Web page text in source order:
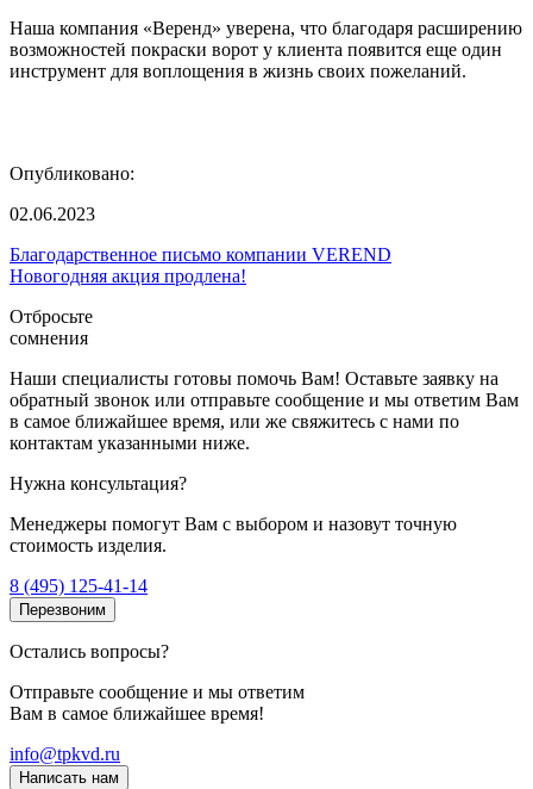
Наша компания «Веренд» уверена, что благодаря расширению
возможностей покраски ворот у клиента появится еще один
инструмент для воплощения в жизнь своих пожеланий.
Опубликовано:
02.06.2023
Благодарственное письмо компании VEREND
Новогодняя акция продлена!
Отбросьте
сомнения
Наши специалисты готовы помочь Вам! Оставьте заявку на
обратный звонок или отправьте сообщение и мы ответим Вам
в самое ближайшее время, или же свяжитесь с нами по
контактам указанными ниже.
Нужна консультация?
Менеджеры помогут Вам с выбором и назовут точную
стоимость изделия.
8 (495) 125-41-14
Перезвоним
Остались вопросы?
Отправьте сообщение и мы ответим
Вам в самое ближайшее время!
info@tpkvd.ru
Написать нам